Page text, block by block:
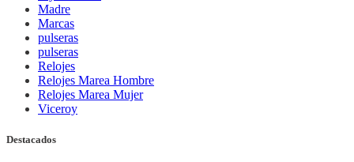
Madre
Marcas
pulseras
pulseras
Relojes
Relojes Marea Hombre
Relojes Marea Mujer
Viceroy
Destacados